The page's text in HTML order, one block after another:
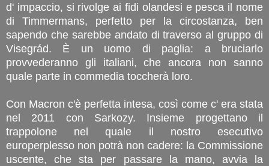
d' impaccio, si rivolge ai fidi olandesi e pesca il nome
di Timmermans, perfetto per la circostanza, ben
sapendo che sarebbe andato di traverso al gruppo di
Visegrád. È un uomo di paglia: a bruciarlo
provvederanno gli italiani, che ancora non sanno
quale parte in commedia toccherà loro.
Con Macron c'è perfetta intesa, così come c' era stata
nel 2011 con Sarkozy. Insieme progettano il
trappolone nel quale il nostro esecutivo
europerplesso non potrà non cadere: la Commissione
uscente, che sta per passare la mano, avvia la